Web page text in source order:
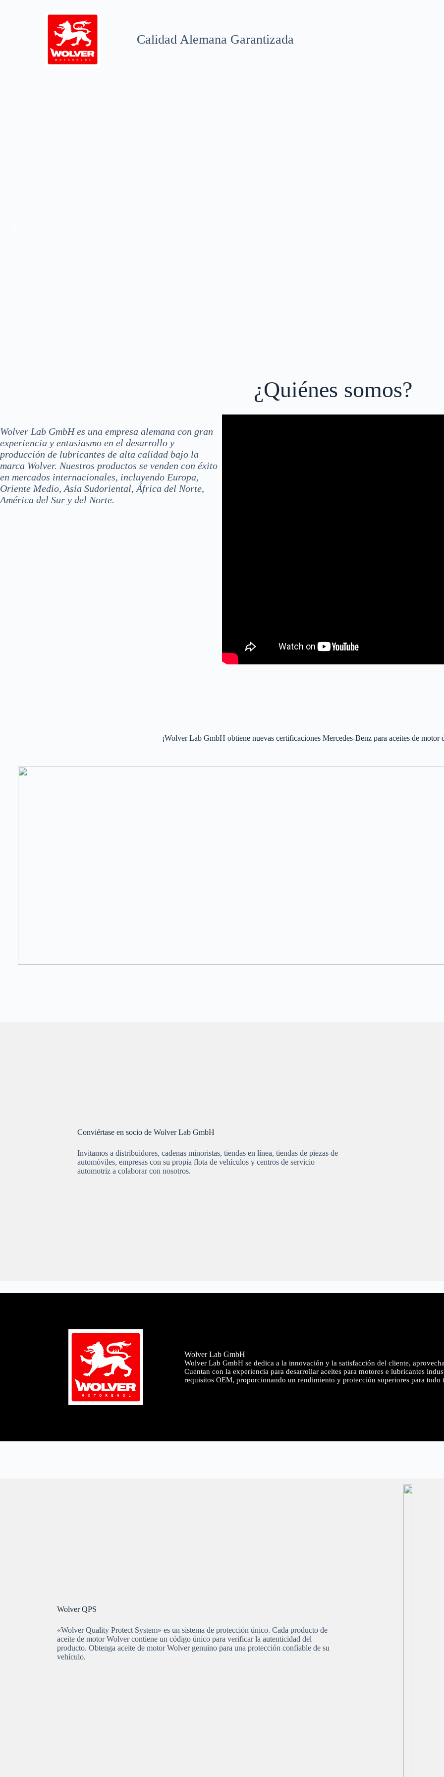
Calidad Alemana Garantizada
¿Quiénes somos?
Wolver Lab GmbH es una empresa alemana con gran
experiencia y entusiasmo en el desarrollo y
producción de lubricantes de alta calidad bajo la
marca Wolver. Nuestros productos se venden con éxito
en mercados internacionales, incluyendo Europa,
Oriente Medio, Asia Sudoriental, África del Norte,
América del Sur y del Norte.
¡Wolver Lab GmbH obtiene nuevas certificaciones Mercedes-Benz para aceites de motor
Conviértase en socio de Wolver Lab GmbH
Invitamos a distribuidores, cadenas minoristas, tiendas en línea, tiendas de piezas de
automóviles, empresas con su propia flota de vehículos y centros de servicio
automotriz a colaborar con nosotros.
Wolver Lab GmbH
Wolver Lab GmbH se dedica a la innovación y la satisfacción del cliente,
Cuentan con la experiencia para desarrollar aceites para motores e lubricantes
requisitos OEM, proporcionando un rendimiento y protección superiores para todo
Wolver QPS
«Wolver Quality Protect System» es un sistema de protección único. Cada producto de
aceite de motor Wolver contiene un código único para verificar la autenticidad del
producto. Obtenga aceite de motor Wolver genuino para una protección confiable de su
vehículo.⁠